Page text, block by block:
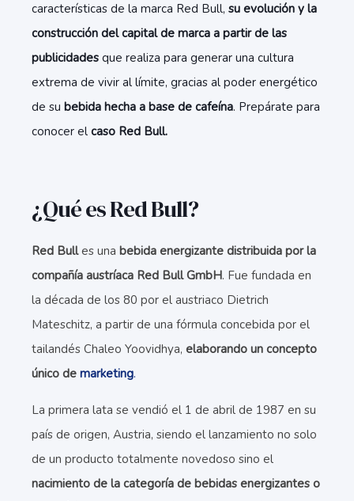
características de la marca Red Bull, su evolución y la
construcción del capital de marca a partir de las
publicidades que realiza para generar una cultura
extrema de vivir al límite, gracias al poder energético
de su bebida hecha a base de cafeína. Prepárate para
conocer el caso Red Bull.
¿Qué es Red Bull?
Red Bulles una bebida energizante distribuida por la
compañía austríaca Red Bull GmbH.​ Fue fundada en
la década de los 80 por el austriaco Dietrich
Mateschitz, a partir de una fórmula concebida por el
tailandés Chaleo Yoovidhya, elaborando un concepto
único de marketing.
La primera lata se vendió el 1 de abril de 1987 en su
país de origen, Austria, siendo el lanzamiento no solo
de un producto totalmente novedoso sino el
nacimiento de la categoría de bebidas energizantes o